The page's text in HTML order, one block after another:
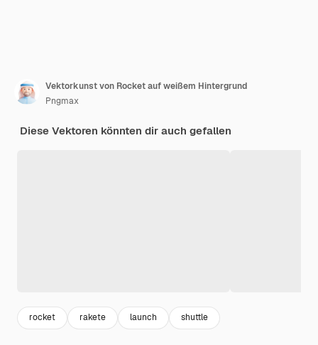
Vektorkunst von Rocket auf weißem Hintergrund
Pngmax
Diese Vektoren könnten dir auch gefallen
rocket rakete launch shuttle